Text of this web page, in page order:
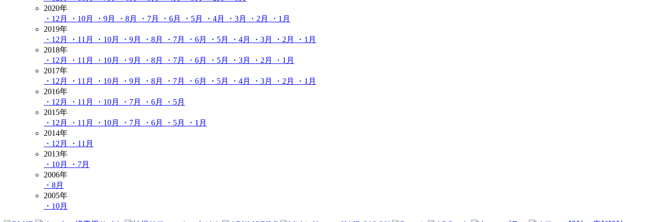
2020年
・12月
・10月 ・9月 ・8月 ・7月 ・6月 ・5月 ・4月 ・3月 ・2月
・1月
2019年
・12月
・11月 ・10月 ・9月 ・8月 ・7月 ・6月 ・5月 ・4月 ・3月 ・2月
・1月
2018年
・12月
・11月 ・10月 ・9月 ・8月 ・7月 ・6月 ・5月 ・3月 ・2月
・1月
2017年
・12月
・11月 ・10月 ・9月 ・8月 ・7月 ・6月 ・5月 ・4月 ・3月 ・2月
・1月
2016年
・12月
・11月 ・10月 ・7月 ・6月
・5月
2015年
・12月
・11月 ・10月 ・7月 ・6月 ・5月
・1月
2014年
・12月
・11月
2013年
・10月
・7月
2006年
・8月
2005年
・10月